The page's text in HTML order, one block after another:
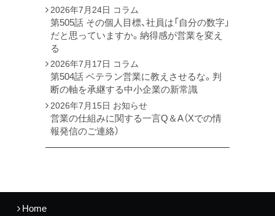
2026年7月24日 コラム
第505話 その個人目標、社員は「自分の数字」
だと思っていますか。納得感が営業を変え
る
2026年7月17日 コラム
第504話 ベテラン営業に教えさせるな。判
断の軸を承継する中小企業の新常識
2026年7月15日 お知らせ
営業の仕組みに関する一言Q＆A（Xでの情
報発信のご連絡）
Home